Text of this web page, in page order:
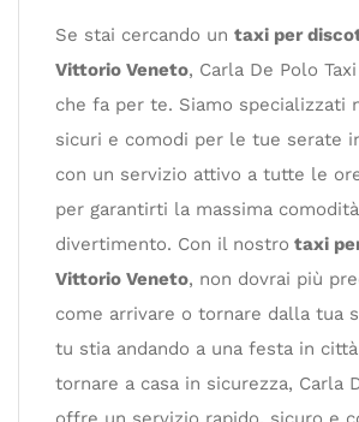
Se stai cercando un taxi per
Vittorio Veneto, Carla De Polo
che fa per te. Siamo specializzati
sicuri e comodi per le tue serate
con un servizio attivo a tutte le
per garantirti la massima
divertimento. Con il nostro taxi
Vittorio Veneto, non dovrai più
come arrivare o tornare dalla tua
tu stia andando a una festa in
tornare a casa in sicurezza, Carla